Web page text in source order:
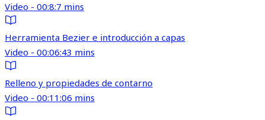
Video - 00:8:7 mins
Herramienta Bezier e introducción a capas
Video - 00:06:43 mins
Relleno y propiedades de contarno
Video - 00:11:06 mins